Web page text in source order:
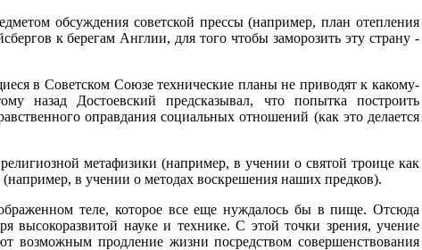
обсуждения советской прессы (например, план отепления
к берегам Англии, для того чтобы заморозить эту страну -
в Советском Союзе технические планы не приводят к какому-
назад Достоевский предсказывал, что попытка построить
оправдания социальных отношений (как это делается
метафизики (например, в учении о святой троице как
в учении о методах воскрешения наших предков).
теле, которое все еще нуждалось бы в пище. Отсюда
высокоразвитой науке и технике. С этой точки зрения, учение
возможным продление жизни посредством совершенствования